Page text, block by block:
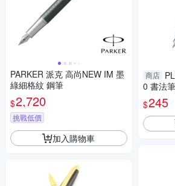
PARKER 派克 高尚NEW IM 墨
綠細格紋 鋼筆
$2,720
挑戰低價
加入購物車
商店
0 書法
$245